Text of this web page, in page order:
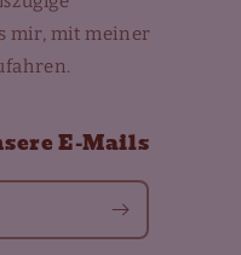
mir, mit meiner
E-Mails